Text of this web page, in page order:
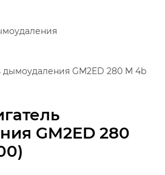
GM2ED 280
дымоудаления GM2ED 280 M 4b